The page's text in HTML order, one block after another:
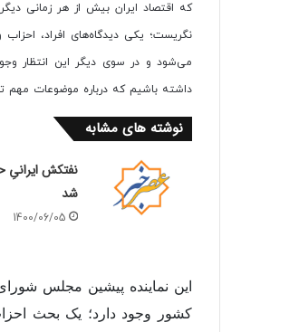
نگریست؛ یکی دیدگاه‌های افراد،
می‌شود و در سوی دیگر این انتظار
داشته باشیم که درباره موضوعات مهم
نوشته های مشابه
نفتکش ایرانیِ
شد
1400/06/05
کشور وجود دارد؛ یک بحث